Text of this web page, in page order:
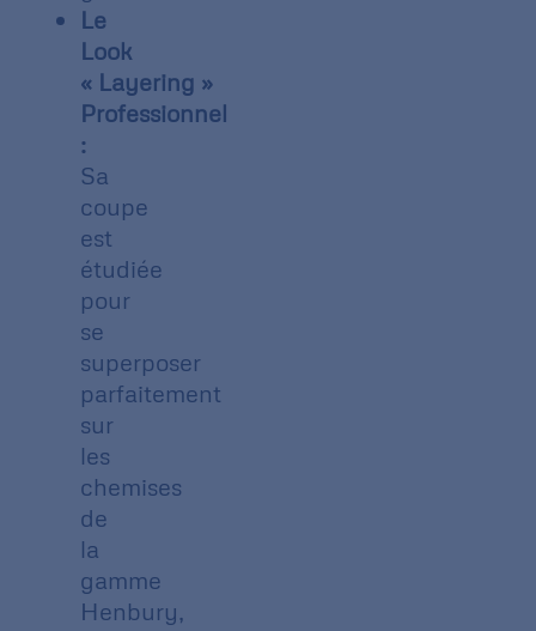
Le
Look
« Layering »
Professionnel
:
Sa
coupe
est
étudiée
pour
se
superposer
parfaitement
sur
les
chemises
de
la
gamme
Henbury,